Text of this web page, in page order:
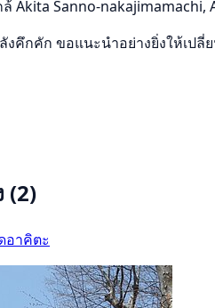
Akita Sanno-nakajimamachi,
คึกคัก ขอแนะนำอย่างยิ่งให้เปลี่
(2)
อาคิตะ